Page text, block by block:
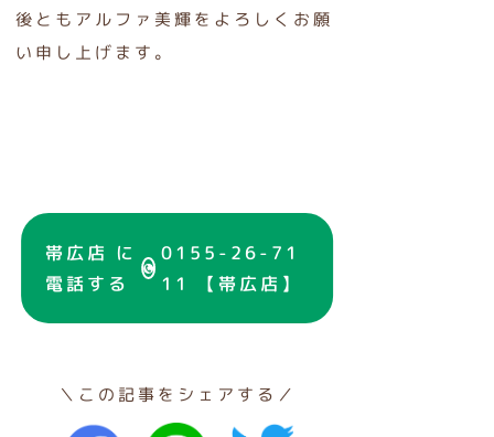
後ともアルファ美輝をよろしくお願
い申し上げます。
帯広店 に
電話する
0155-26-71
11 【帯広店】
＼この記事をシェアする／